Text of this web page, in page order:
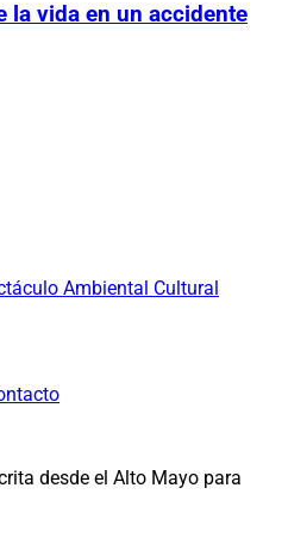
la vida en un accidente
Ambiental Cultural
desde el Alto Mayo para